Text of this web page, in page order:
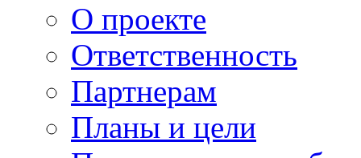
О проекте
Ответственность
Партнерам
Планы и цели